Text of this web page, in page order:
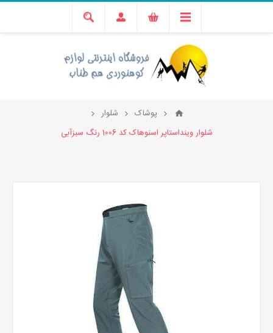
پوشاک
شلوار
شلوار وینداستاپر اسنوهاک کد 1006 رنگ سبزآبی